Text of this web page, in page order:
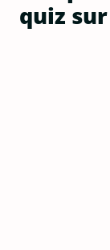
quiz